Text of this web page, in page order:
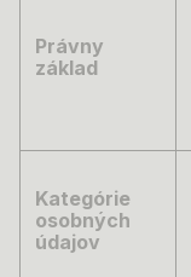
Právny
základ
Kategórie
osobných
údajov